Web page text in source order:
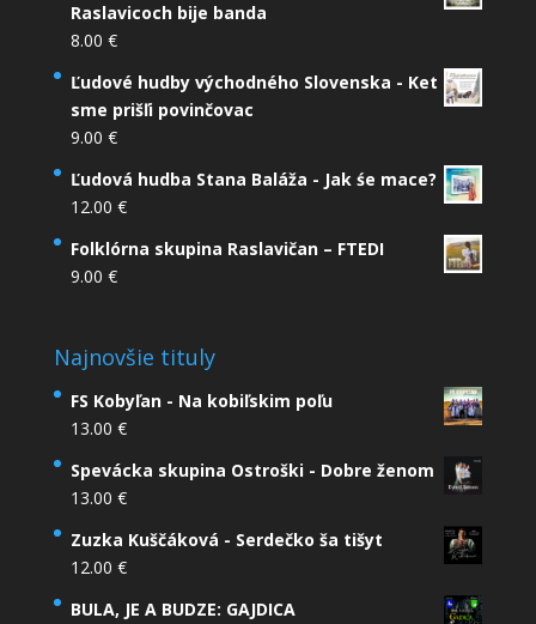
Raslavicoch bije banda
8.00 €
Ľudové hudby východného Slovenska - Ket
sme prišľi povinčovac
9.00 €
Ľudová hudba Stana Baláža - Jak śe mace?
12.00 €
Folklórna skupina Raslavičan – FTEDI
9.00 €
Najnovšie tituly
FS Kobyľan - Na kobiľskim poľu
13.00 €
Spevácka skupina Ostroški - Dobre ženom
13.00 €
Zuzka Kuščáková - Serdečko ša tišyt
12.00 €
BULA, JE A BUDZE: GAJDICA